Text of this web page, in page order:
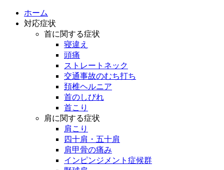
ホーム
対応症状
首に関する症状
寝違え
頭痛
ストレートネック
交通事故のむち打ち
頚椎ヘルニア
首のしびれ
首こり
肩に関する症状
肩こり
四十肩・五十肩
肩甲骨の痛み
インピンジメント症候群